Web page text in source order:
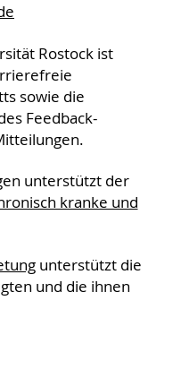
Rostock ist
sowie die
Feedback-
unterstützt der
kranke und
unterstützt die
und die ihnen